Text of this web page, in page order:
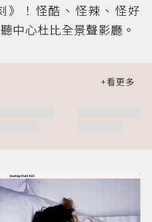
》！怪酷、怪辣、怪好
中心杜比全景聲影廳。